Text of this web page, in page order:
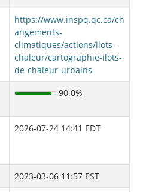
https://www.inspq.qc.ca/ch
angements-
climatiques/actions/ilots-
chaleur/cartographie-ilots-
de-chaleur-urbains
90.0%
2026-07-24 14:41 EDT
2023-03-06 11:57 EST